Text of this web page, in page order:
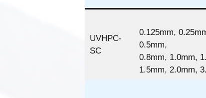
UVHPC-
SC
0.125mm,
0.5mm,
0.8mm, 1.0mm,
1.5mm, 2.0mm,